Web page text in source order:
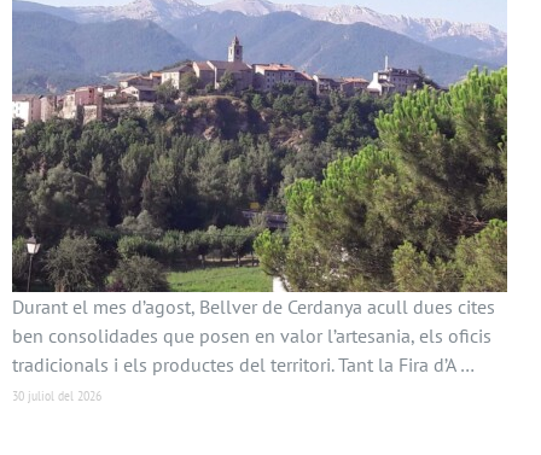
Durant el mes d’agost, Bellver de Cerdanya acull dues cites
ben consolidades que posen en valor l’artesania, els oficis
tradicionals i els productes del territori. Tant la Fira d’A …
30 juliol del 2026